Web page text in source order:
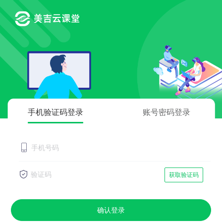
手机验证码登录 账号密码登录
获取验证码
确认登录